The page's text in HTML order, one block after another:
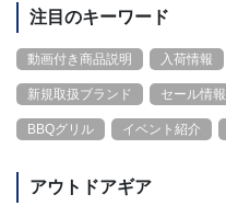
注目のキーワード
動画付き商品説明 入荷情報
新規取扱ブランド セール情報
BBQグリル イベント紹介
アウトドアギア